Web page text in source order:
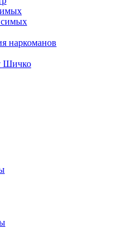
наркоманов
Шичко